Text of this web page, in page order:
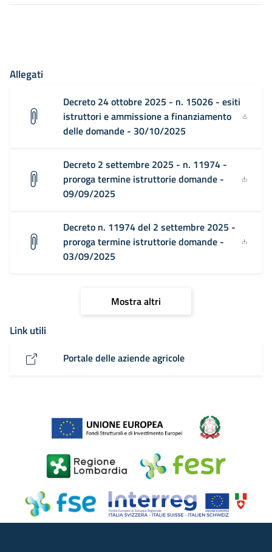
Allegati
Decreto 24 ottobre 2025 - n. 15026 - esiti
istruttori e ammissione a finanziamento
delle domande - 30/10/2025
Decreto 2 settembre 2025 - n. 11974 -
proroga termine istruttorie domande -
09/09/2025
Decreto n. 11974 del 2 settembre 2025 -
proroga termine istruttorie domande -
03/09/2025
Mostra altri
Link utili
Portale delle aziende agricole